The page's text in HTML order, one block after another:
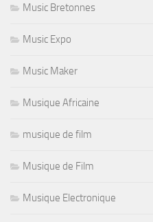
Music Bretonnes
Music Expo
Music Maker
Musique Africaine
musique de film
Musique de Film
Musique Electronique